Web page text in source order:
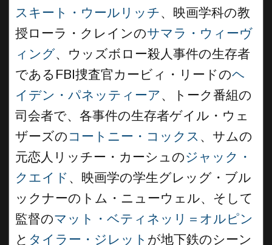
スキート・ウールリッチ、映画学科の教
授ローラ・クレインのサマラ・ウィーヴ
ィング、ウッズボロー殺人事件の生存者
であるFBI捜査官カービィ・リードのヘ
イデン・パネッティーア、トーク番組の
司会者で、各事件の生存者ゲイル・ウェ
ザーズの コートニー・コックス 、サムの
元恋人リッチー・カーシュのジャック・
クエイド 、映画学の学生グレッグ・ブル
ックナーのトム・ニューウェル、そして
監督のマット・ベティネッリ＝オルピン
と タイラー・ジレット が地下鉄のシーン